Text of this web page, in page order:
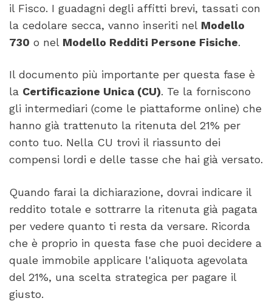
il Fisco. I guadagni degli affitti brevi, tassati con
la cedolare secca, vanno inseriti nel Modello
730 o nel Modello Redditi Persone Fisiche.
Il documento più importante per questa fase è
la Certificazione Unica (CU). Te la forniscono
gli intermediari (come le piattaforme online) che
hanno già trattenuto la ritenuta del 21% per
conto tuo. Nella CU trovi il riassunto dei
compensi lordi e delle tasse che hai già versato.
Quando farai la dichiarazione, dovrai indicare il
reddito totale e sottrarre la ritenuta già pagata
per vedere quanto ti resta da versare. Ricorda
che è proprio in questa fase che puoi decidere a
quale immobile applicare l'aliquota agevolata
del 21%, una scelta strategica per pagare il
giusto.